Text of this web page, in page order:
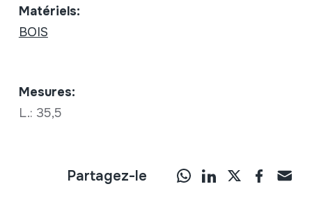
Matériels:
BOIS
Mesures:
L.: 35,5
Partagez-le